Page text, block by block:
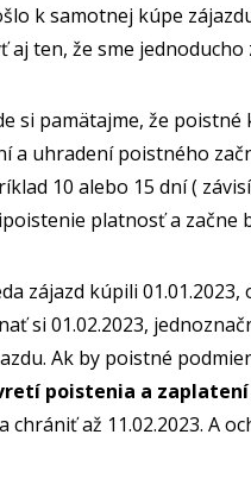
k samotnej kúpe
aj ten, že sme jednoducho
si pamätajme, že
a uhradení poistného
10 alebo 15 dní (
platnosť a začne
zájazd kúpili
si 01.02.2023,
Ak by poistné
poistenia a
chrániť až 11.02.2023. A